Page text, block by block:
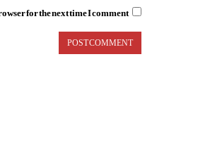
for the next time I comment.